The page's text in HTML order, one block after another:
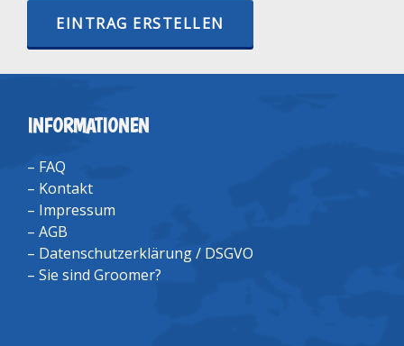
EINTRAG ERSTELLEN
INFORMATIONEN
– FAQ
– Kontakt
– Impressum
– AGB
– Datenschutzerklärung / DSGVO
– Sie sind Groomer?